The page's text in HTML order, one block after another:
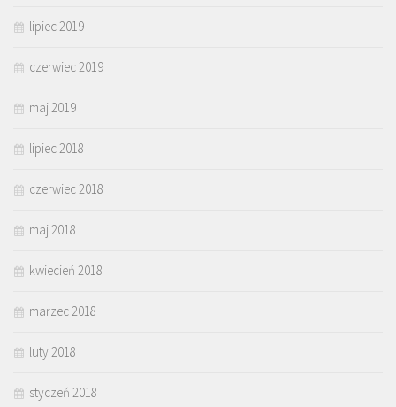
lipiec 2019
czerwiec 2019
maj 2019
lipiec 2018
czerwiec 2018
maj 2018
kwiecień 2018
marzec 2018
luty 2018
styczeń 2018